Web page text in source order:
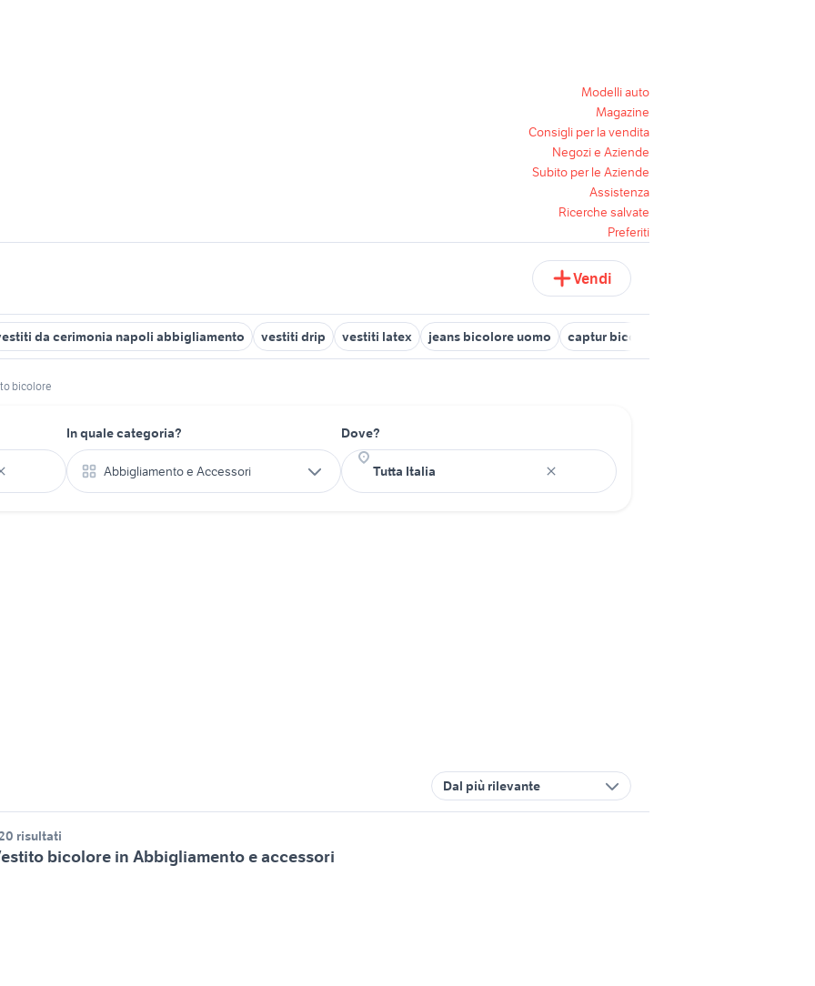
Modelli auto
Magazine
Consigli per la vendita
Negozi e Aziende
Subito per le Aziende
Assistenza
Ricerche salvate
Preferiti
Vendi
da cerimonia napoli abbigliamento vestiti drip vestiti latex jeans bicolore uomo captur bicolore
bicolore
In quale categoria?
Abbigliamento e Accessori
Dove?
Dal più rilevante
risultati
bicolore in Abbigliamento e accessori